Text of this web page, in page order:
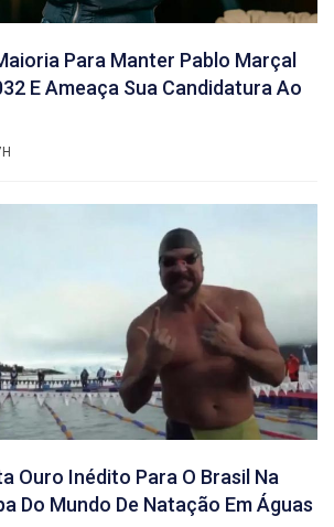
Para Manter Pablo Marçal
E Ameaça Sua Candidatura Ao
Ouro Inédito Para O Brasil Na
Do Mundo De Natação Em Águas